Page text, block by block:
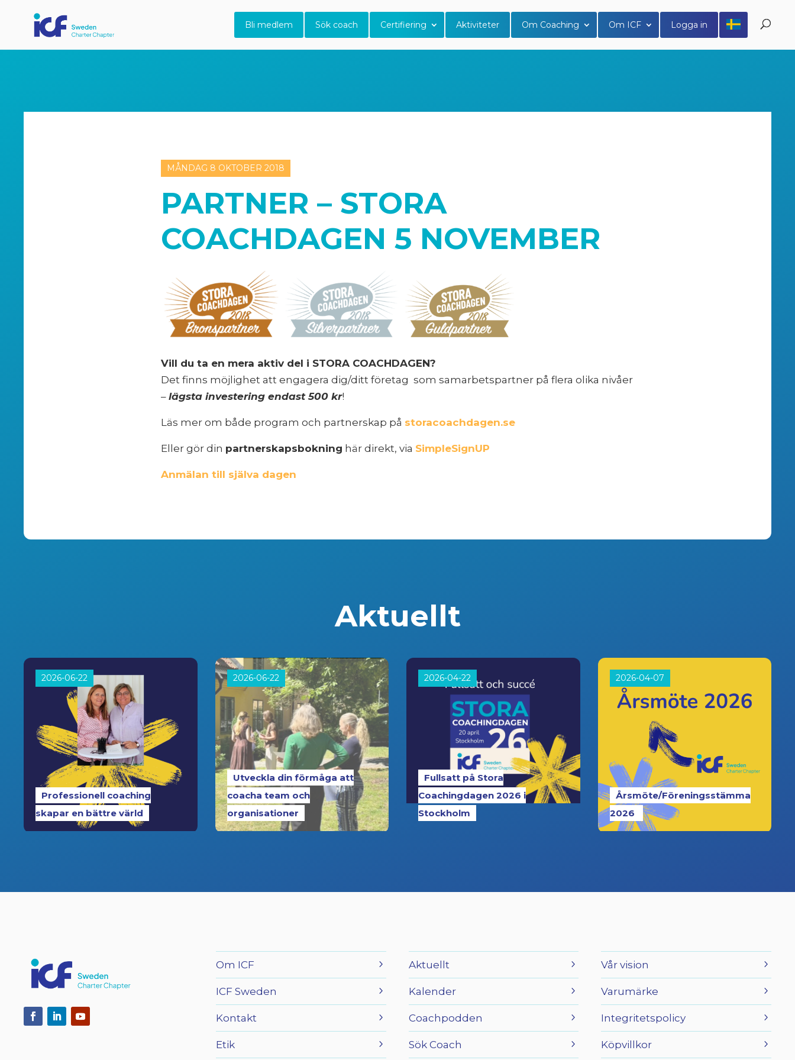
Bli medlem Sök coach Certifiering Aktiviteter Om Coaching Om ICF Logga in
MÅNDAG 8 OKTOBER 2018
PARTNER – STORA
COACHDAGEN 5 NOVEMBER
Vill du ta en mera aktiv del i STORA COACHDAGEN?
Det finns möjlighet att engagera dig/ditt företag som samarbetspartner på flera olika nivåer
– lägsta investering endast 500 kr!
Läs mer om både program och partnerskap på storacoachdagen.se
Eller gör din partnerskapsbokning här direkt, via SimpleSignUP
Anmälan till själva dagen
Aktuellt
2026-06-22
Professionell coaching
skapar en bättre värld
2026-06-22
Utveckla din förmåga att
coacha team och
organisationer
2026-04-22
Fullsatt på Stora
Coachingdagen 2026 i
Stockholm
2026-04-07
Årsmöte/Föreningsstämma
2026
Om ICF
ICF Sweden
Kontakt
Etik
Aktuellt
Kalender
Coachpodden
Sök Coach
Vår vision
Varumärke
Integritetspolicy
Köpvillkor